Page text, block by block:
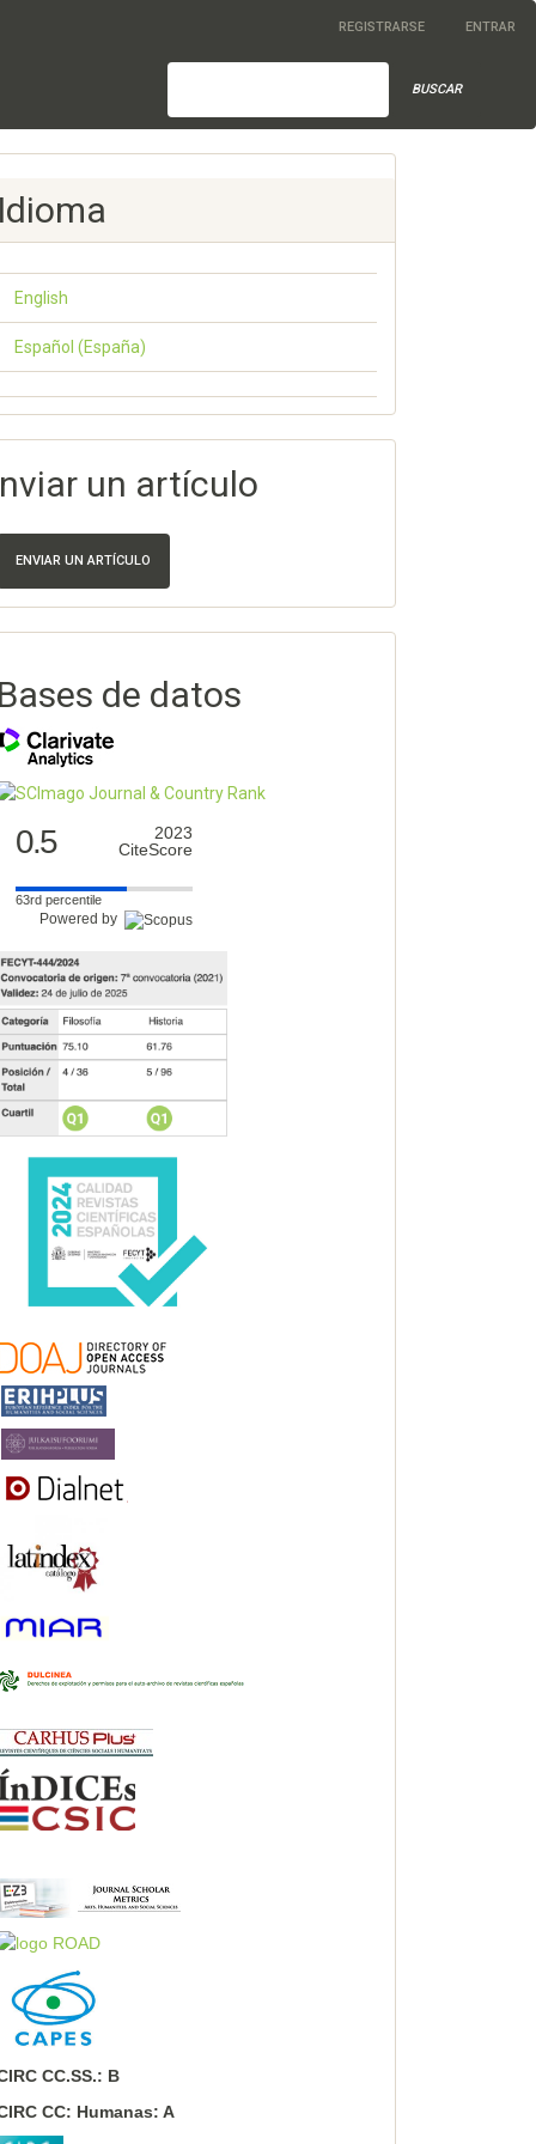
REGISTRARSE ENTRAR
BUSCAR
Idioma
English
Español (España)
un artículo
ENVIAR UN ARTÍCULO
Bases de datos
0.5
2023
CiteScore
63rd percentile
Powered by
CC.SS.: B
CC: Humanas: A